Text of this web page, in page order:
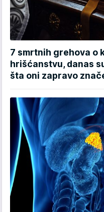
7 smrtnih grehova o
hrišćanstvu, danas
šta oni zapravo